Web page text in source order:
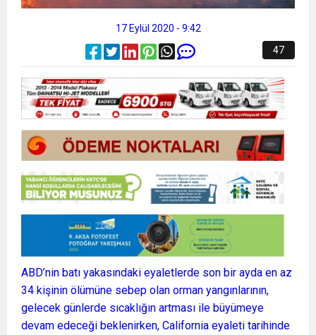
17 Eylül 2020 - 9:42
47
ABD’nin batı yakasındaki eyaletlerde son bir ayda en az
34 kişinin ölümüne sebep olan orman yangınlarının,
gelecek günlerde sıcaklığın artması ile büyümeye
devam edeceği beklenirken, California eyaleti tarihinde